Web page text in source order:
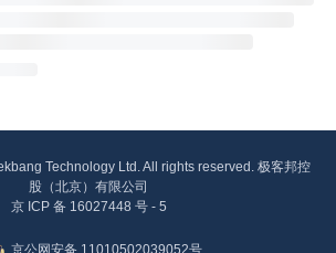
Technology Ltd. All rights reserved. 极客邦控
股（北京）有限公司
京 ICP 备 16027448 号 - 5
京公网安备 11010502039052号